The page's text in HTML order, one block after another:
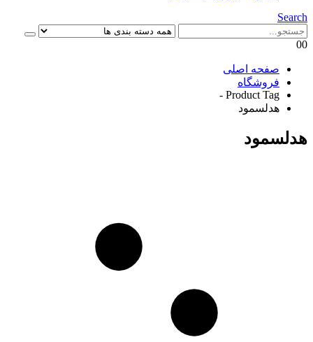
Search
00
صفحه اصلی
فروشگاه
Product Tag -
هدلسمود
هدلسمود